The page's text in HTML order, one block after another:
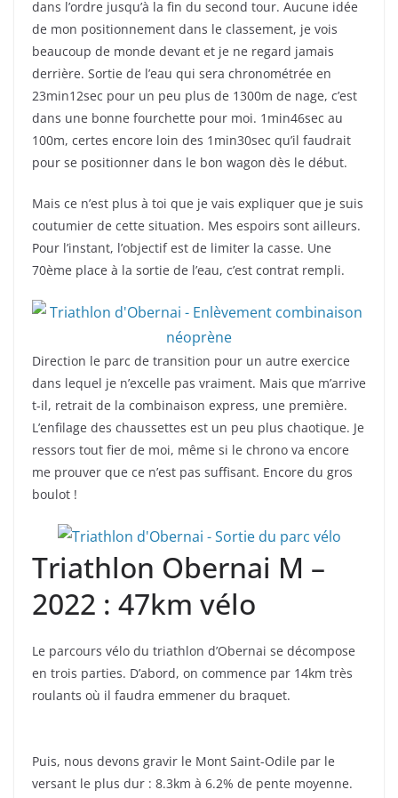
dans l’ordre jusqu’à la fin du second tour. Aucune idée
de mon positionnement dans le classement, je vois
beaucoup de monde devant et je ne regard jamais
derrière. Sortie de l’eau qui sera chronométrée en
23min12sec pour un peu plus de 1300m de nage, c’est
dans une bonne fourchette pour moi. 1min46sec au
100m, certes encore loin des 1min30sec qu’il faudrait
pour se positionner dans le bon wagon dès le début.
Mais ce n’est plus à toi que je vais expliquer que je suis
coutumier de cette situation. Mes espoirs sont ailleurs.
Pour l’instant, l’objectif est de limiter la casse. Une
70ème place à la sortie de l’eau, c’est contrat rempli.
Direction le parc de transition pour un autre exercice
dans lequel je n’excelle pas vraiment. Mais que m’arrive
t-il, retrait de la combinaison express, une première.
L’enfilage des chaussettes est un peu plus chaotique. Je
ressors tout fier de moi, même si le chrono va encore
me prouver que ce n’est pas suffisant. Encore du gros
boulot !
Triathlon Obernai M –
2022 : 47km vélo
Le parcours vélo du triathlon d’Obernai se décompose
en trois parties. D’abord, on commence par 14km très
roulants où il faudra emmener du braquet.
Puis, nous devons gravir le Mont Saint-Odile par le
versant le plus dur : 8.3km à 6.2% de pente moyenne.